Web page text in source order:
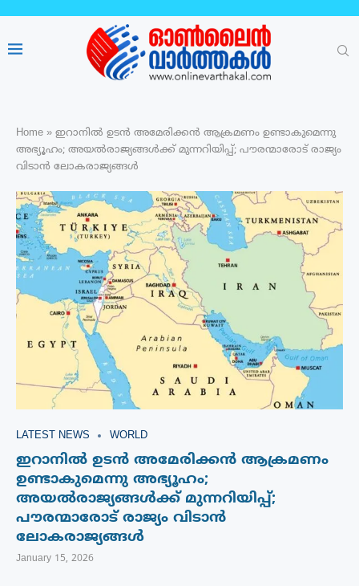
Home » ഇറാനിൽ ഉടൻ അമേരിക്കൻ ആക്രമണം ഉണ്ടാകുമെന്നു
അഭ്യൂഹം; അയൽരാജ്യങ്ങൾക്ക് മുന്നറിയിപ്പ്; പൗരന്മാരോട് രാജ്യം
വിടാൻ ലോകരാജ്യങ്ങൾ
LATEST NEWS WORLD
ഇറാനിൽ ഉടൻ അമേരിക്കൻ ആക്രമണം
ഉണ്ടാകുമെന്നു അഭ്യൂഹം;
അയൽരാജ്യങ്ങൾക്ക് മുന്നറിയിപ്പ്;
പൗരന്മാരോട് രാജ്യം വിടാൻ
ലോകരാജ്യങ്ങൾ
January 15, 2026